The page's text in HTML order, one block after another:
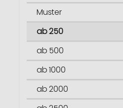
Muster
ab 250
ab 500
ab 1000
ab 2000